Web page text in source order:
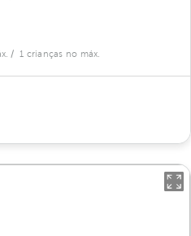
/ 1 crianças no máx.